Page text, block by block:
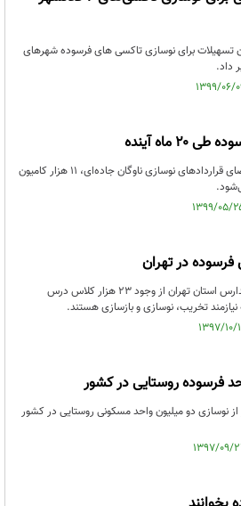
۵۰ میلیون تومان تسهیلات برای نوسازی تاکسی های فرسوده شهر‌های
داد.
معاون سازمان راهداری گفت:با امضای قراردادهای نوسازی ناوگان جاده‌ای، ۱۱ هزار کامیون
مدیرکل نوسازی، توسعه و تجهیز مدارس استان تهران از وجود ۲۳ هزار کلاس درس
تخریب، نوسازی و بازسازی هستند.
نوسازی دو میلیون واحد مسکونی روستایی در کشور